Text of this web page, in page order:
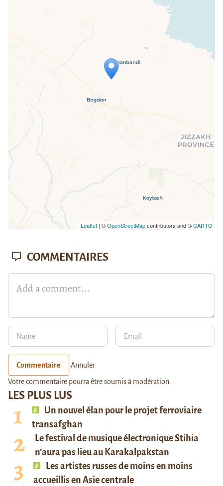
Travelers' Map is loading...
If you see this after your page is
loaded completely, leafletJS files are
Leaflet| ©OpenStreetMapcontributors and ©CARTO
LES PLUS LUS
Un nouvel élan pour le projet ferroviaire
transafghan
Le festival de musique électronique Stihia
n’aura pas lieu au Karakalpakstan
Les artistes russes de moins en moins
accueillis en Asie centrale
COMMENTAIRES
Commentaire Annuler
Votre commentaire pourra être soumis à modération.